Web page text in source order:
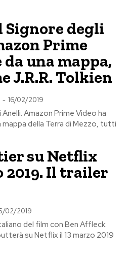
Signore degli
Prime
una mappa,
J.R.R. Tolkien
- 16/02/2019
Amazon Prime Video ha
della Terra di Mezzo, tutti
su Netflix
2019. Il trailer
02/2019
del film con Ben Affleck
su Netflix il 13 marzo 2019